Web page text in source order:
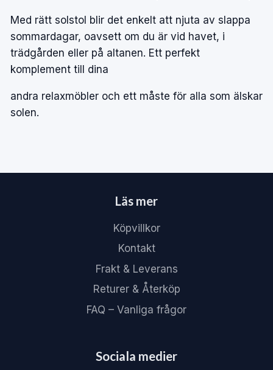
Med rätt solstol blir det enkelt att njuta av slappa
sommardagar, oavsett om du är vid havet, i
trädgården eller på altanen. Ett perfekt
komplement till dina
andra relaxmöbler och ett måste för alla som älskar
solen.
Läs mer
Köpvillkor
Kontakt
Frakt & Leverans
Returer & Återköp
FAQ – Vanliga frågor
Sociala medier